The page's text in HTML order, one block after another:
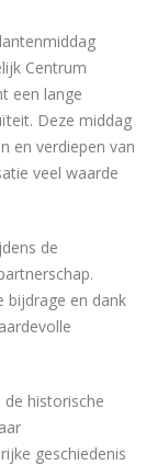
Centrum
een lange
Deze middag
en verdiepen van
veel waarde
de
bijdrage en dank
de historische
geschiedenis